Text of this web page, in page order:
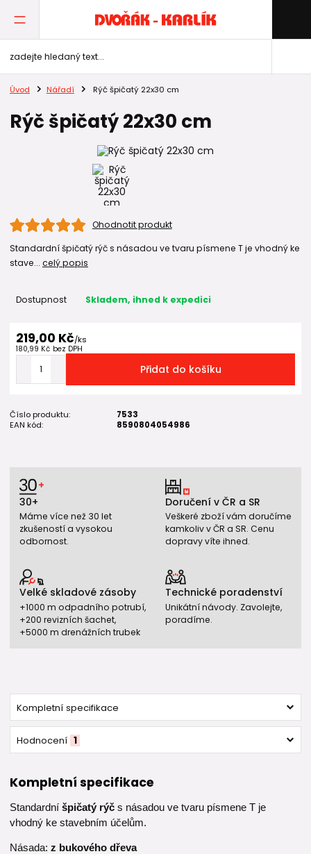
Úvod Nářadí Rýč špičatý 22x30 cm
Rýč špičatý 22x30 cm
Ohodnotit produkt
Standardní špičatý rýč s násadou ve tvaru písmene T je vhodný ke
stave... celý popis
Dostupnost Skladem, ihned k expedici
219,00 Kč/ks
180,99 Kč bez DPH
Přidat do košíku
Číslo produktu:
7533
EAN kód:
8590804054986
30+
Máme více než 30 let
zkušeností a vysokou
odbornost.
Doručení v ČR a SR
Veškeré zboží vám doručíme
kamkoliv v ČR a SR. Cenu
dopravy víte ihned.
Velké skladové zásoby
+1000 m odpadního potrubí,
+200 revizních šachet,
+5000 m drenážních trubek
Technické poradenství
Unikátní návody. Zavolejte,
poradíme.
Kompletní specifikace
Hodnocení 1
Kompletní specifikace
Standardní špičatý rýč s násadou ve tvaru písmene T je
vhodný ke stavebním účelům.
Násada: z bukového dřeva